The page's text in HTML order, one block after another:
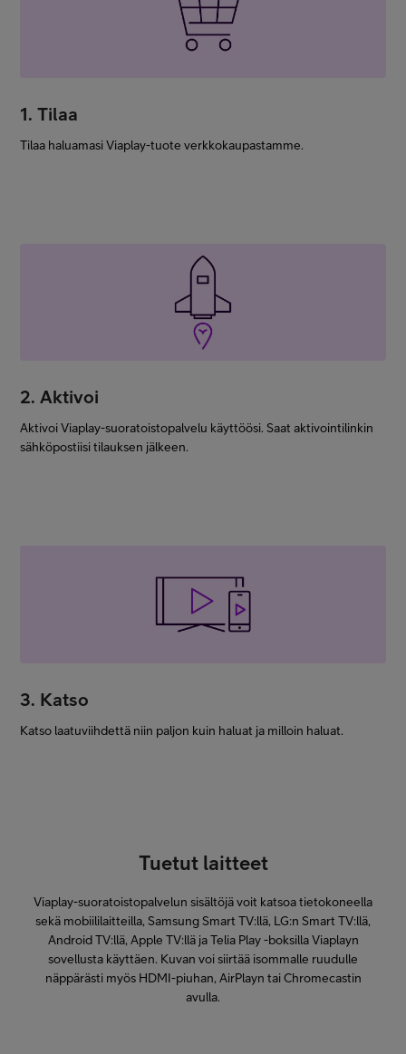
1. Tilaa
Tilaa haluamasi Viaplay-tuote verkkokaupastamme.
2. Aktivoi
Aktivoi Viaplay-suoratoistopalvelu käyttöösi. Saat aktivointilinkin
sähköpostiisi tilauksen jälkeen.
3. Katso
Katso laatuviihdettä niin paljon kuin haluat ja milloin haluat.
Tuetut laitteet
Viaplay-suoratoistopalvelun sisältöjä voit katsoa tietokoneella
sekä mobiililaitteilla, Samsung Smart TV:llä, LG:n Smart TV:llä,
Android TV:llä, Apple TV:llä ja Telia Play -boksilla Viaplayn
sovellusta käyttäen. Kuvan voi siirtää isommalle ruudulle
näppärästi myös HDMI-piuhan, AirPlayn tai Chromecastin
avulla.